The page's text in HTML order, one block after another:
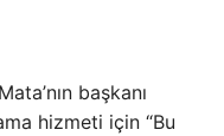
başkanı
hizmeti için “Bu